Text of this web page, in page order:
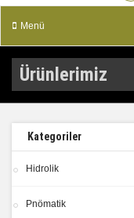
Menü
Ürünlerimiz
Kategoriler
Hidrolik
Pnömatik